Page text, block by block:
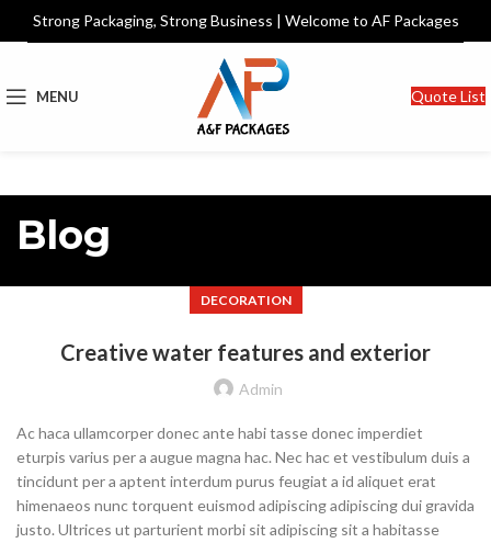
Strong Packaging, Strong Business | Welcome to AF Packages
MENU Quote List
Blog
DECORATION
Creative water features and exterior
Admin
Ac haca ullamcorper donec ante habi tasse donec imperdiet
eturpis varius per a augue magna hac. Nec hac et vestibulum duis a
tincidunt per a aptent interdum purus feugiat a id aliquet erat
himenaeos nunc torquent euismod adipiscing adipiscing dui gravida
justo. Ultrices ut parturient morbi sit adipiscing sit a habitasse